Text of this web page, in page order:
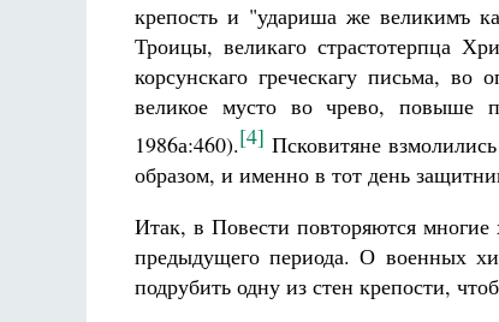
крепость и "удариша же великимъ
Троицы, великаго страстотерпца
корсунскаго греческагу письма,
великое мусто во чрево, повыше
1986а:460).[4] Псковитяне
образом, и именно в тот день
Итак, в Повести повторяются многие
предыдущего периода. О военных
подрубить одну из стен крепости,